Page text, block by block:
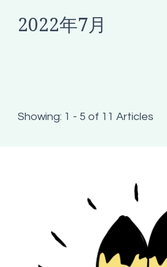
2022年7月
Showing: 1 - 5 of 11 Articles